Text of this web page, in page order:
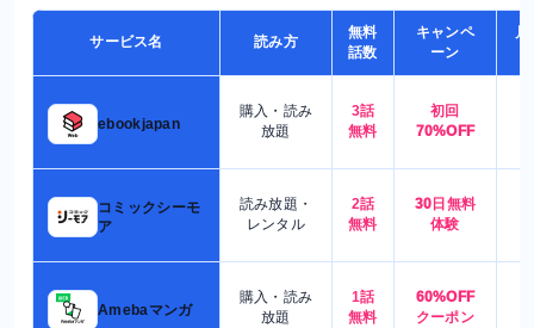
サービス名 読み方
無料
話数
キャンペ
ーン
月
ebookjapan
購入・読み
放題
3話
無料
初回
70%OFF
コミックシーモ
ア
読み放題・
レンタル
2話
無料
30日無料
体験
Amebaマンガ
購入・読み
放題
1話
無料
60%OFF
クーポン